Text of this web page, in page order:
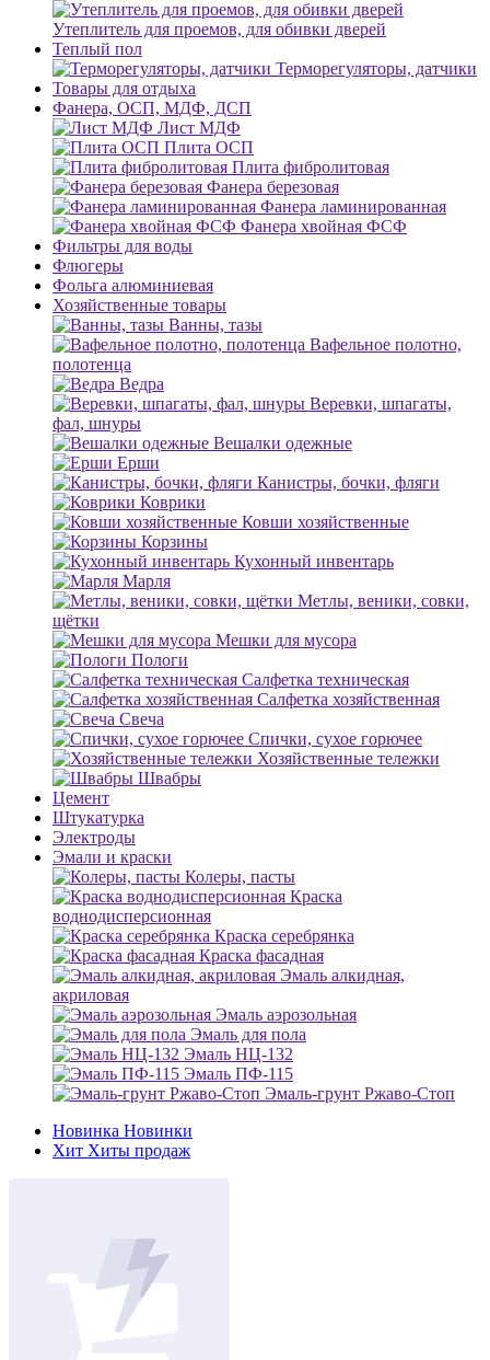
Утеплитель для проемов, для обивки дверей
Теплый пол
Терморегуляторы, датчики
Товары для отдыха
Фанера, ОСП, МДФ, ДСП
Лист МДФ
Плита ОСП
Плита фибролитовая
Фанера березовая
Фанера ламинированная
Фанера хвойная ФСФ
Фильтры для воды
Флюгеры
Фольга алюминиевая
Хозяйственные товары
Ванны, тазы
Вафельное полотно,
полотенца
Ведра
Веревки, шпагаты,
фал, шнуры
Вешалки одежные
Ерши
Канистры, бочки, фляги
Коврики
Ковши хозяйственные
Корзины
Кухонный инвентарь
Марля
Метлы, веники, совки,
щётки
Мешки для мусора
Пологи
Салфетка техническая
Салфетка хозяйственная
Свеча
Спички, сухое горючее
Хозяйственные тележки
Швабры
Цемент
Штукатурка
Электроды
Эмали и краски
Колеры, пасты
Краска
воднодисперсионная
Краска серебрянка
Краска фасадная
Эмаль алкидная,
акриловая
Эмаль аэрозольная
Эмаль для пола
Эмаль НЦ-132
Эмаль ПФ-115
Эмаль-грунт Ржаво-Стоп
Новинка Новинки
Хит Хиты продаж